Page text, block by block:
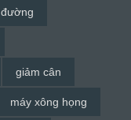
giảm cân
máy xông họng